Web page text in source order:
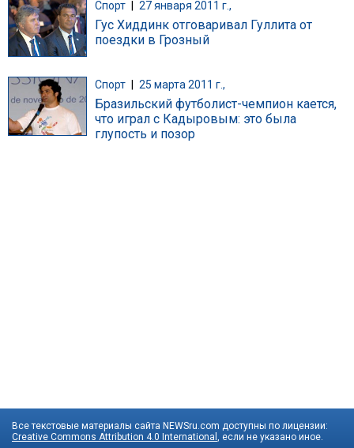
Спорт 27 января 2011 г.,
Гус Хиддинк отговаривал Гуллита от
поездки в Грозный
Спорт 25 марта 2011 г.,
Бразильский футболист-чемпион кается,
что играл с Кадыровым: это была
глупость и позор
Все текстовые материалы сайта NEWSru.com доступны по лицензии:
Creative Commons Attribution 4.0 International
, если не указано иное.